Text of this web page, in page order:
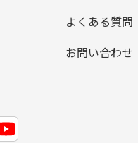
よくある質問
お問い合わせ